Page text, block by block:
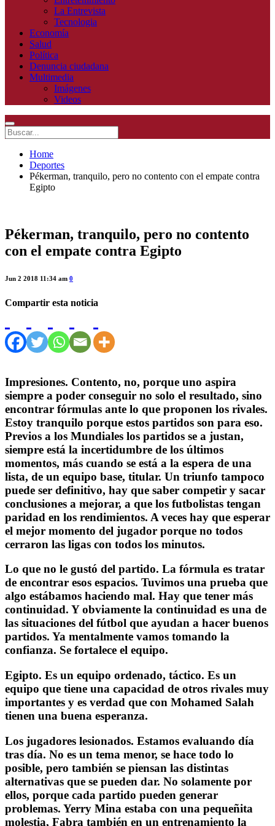
La Entrevista
Tecnologia
Economía
Salud
Política
Denuncia ciudadana
Multimedia
Imágenes
Videos
Home
Deportes
Pékerman, tranquilo, pero no contento con el empate contra
Egipto
Pékerman, tranquilo, pero no contento
con el empate contra Egipto
Jun 2 2018 11:34 am 0
Compartir esta noticia
Impresiones. Contento, no, porque uno aspira
siempre a poder conseguir no solo el resultado, sino
encontrar fórmulas ante lo que proponen los rivales.
Estoy tranquilo porque estos partidos son para eso.
Previos a los Mundiales los partidos se a justan,
siempre está la incertidumbre de los últimos
momentos, más cuando se está a la espera de una
lista, de un equipo base, titular. Un triunfo tampoco
puede ser definitivo, hay que saber competir y sacar
conclusiones a mejorar, a que los futbolistas tengan
paridad en los rendimientos. A veces hay que esperar
el mejor momento del jugador porque no todos
cerraron las ligas con todos los minutos.
Lo que no le gustó del partido. La fórmula es tratar
de encontrar esos espacios. Tuvimos una prueba que
algo estábamos haciendo mal. Hay que tener más
continuidad. Y obviamente la continuidad es una de
las situaciones del fútbol que ayudan a hacer buenos
partidos. Ya mentalmente vamos tomando la
confianza. Se fortalece el equipo.
Egipto. Es un equipo ordenado, táctico. Es un
equipo que tiene una capacidad de otros rivales muy
importantes y es verdad que con Mohamed Salah
tienen una buena esperanza.
Los jugadores lesionados. Estamos evaluando día
tras día. No es un tema menor, se hace todo lo
posible, pero también se piensan las distintas
alternativas que se pueden dar. No solamente por
ellos, porque cada partido pueden generar
problemas. Yerry Mina estaba con una pequeñita
molestia, Fabra también en un entrenamiento la